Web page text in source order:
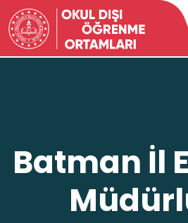
Batman İl